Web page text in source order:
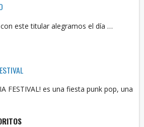
este titular alegramos el día …
FESTIVAL! es una fiesta punk pop, una